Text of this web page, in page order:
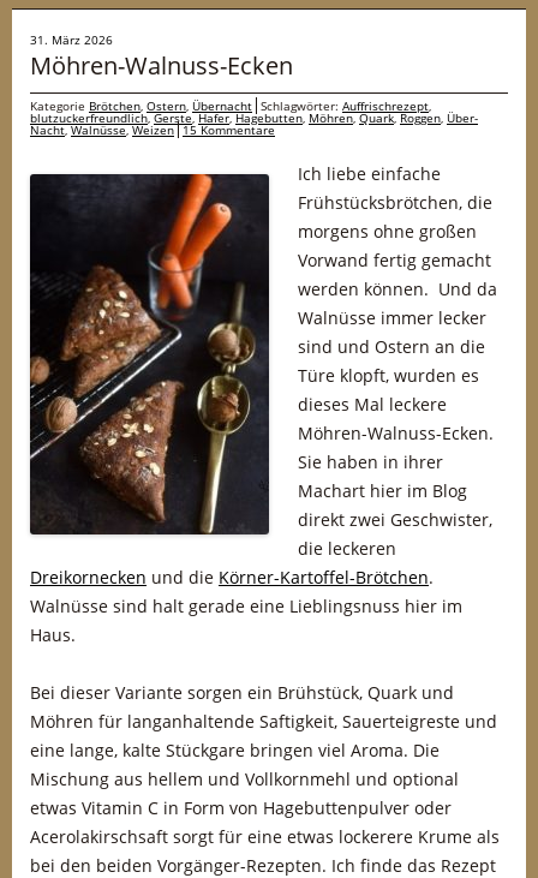
31. März 2026
Möhren-Walnuss-Ecken
Kategorie Brötchen, Ostern, Übernacht Schlagwörter: Auffrischrezept,
blutzuckerfreundlich,Gerste,Hafer,Hagebutten, Möhren,Quark,Roggen, Über-
Nacht,Walnüsse,Weizen 15 Kommentare
Ich liebe einfache
Frühstücksbrötchen, die
morgens ohne großen
Vorwand fertig gemacht
werden können. Und da
Walnüsse immer lecker
sind und Ostern an die
Türe klopft, wurden es
dieses Mal leckere
Möhren-Walnuss-Ecken.
Sie haben in ihrer
Machart hier im Blog
direkt zwei Geschwister,
die leckeren
Dreikornecken und die Körner-Kartoffel-Brötchen.
Walnüsse sind halt gerade eine Lieblingsnuss hier im
Haus.
Bei dieser Variante sorgen ein Brühstück, Quark und
Möhren für langanhaltende Saftigkeit, Sauerteigreste und
eine lange, kalte Stückgare bringen viel Aroma. Die
Mischung aus hellem und Vollkornmehl und optional
etwas Vitamin C in Form von Hagebuttenpulver oder
Acerolakirschsaft sorgt für eine etwas lockerere Krume als
bei den beiden Vorgänger-Rezepten. Ich finde das Rezept